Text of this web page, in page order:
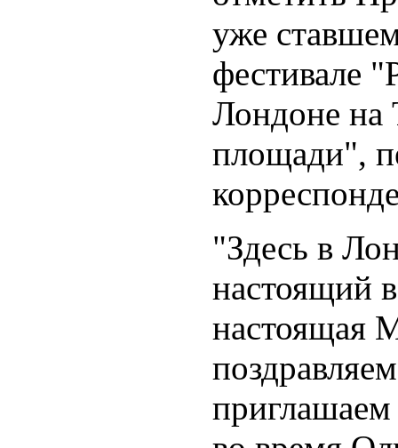
уже
фестивале
Лондоне на
площади",
"Здесь в
настоящий
настоящая